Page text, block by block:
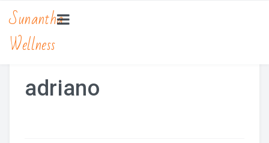
Sunantha
Wellness
adriano